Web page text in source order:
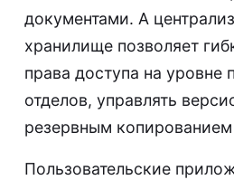
документами. А
хранилище позволяет
права доступа на уровне
отделов, управлять
резервным
Пользовательские